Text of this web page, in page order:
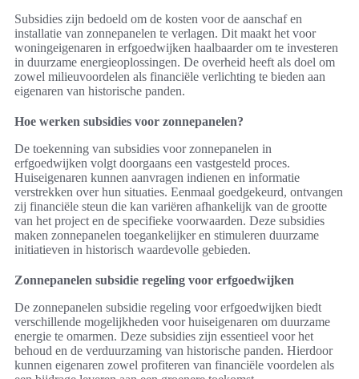
Subsidies zijn bedoeld om de kosten voor de aanschaf en
installatie van zonnepanelen te verlagen. Dit maakt het voor
woningeigenaren in erfgoedwijken haalbaarder om te investeren
in duurzame energieoplossingen. De overheid heeft als doel om
zowel milieuvoordelen als financiële verlichting te bieden aan
eigenaren van historische panden.
Hoe werken subsidies voor zonnepanelen?
De toekenning van subsidies voor zonnepanelen in
erfgoedwijken volgt doorgaans een vastgesteld proces.
Huiseigenaren kunnen aanvragen indienen en informatie
verstrekken over hun situaties. Eenmaal goedgekeurd, ontvangen
zij financiële steun die kan variëren afhankelijk van de grootte
van het project en de specifieke voorwaarden. Deze subsidies
maken zonnepanelen toegankelijker en stimuleren duurzame
initiatieven in historisch waardevolle gebieden.
Zonnepanelen subsidie regeling voor erfgoedwijken
De zonnepanelen subsidie regeling voor erfgoedwijken biedt
verschillende mogelijkheden voor huiseigenaren om duurzame
energie te omarmen. Deze subsidies zijn essentieel voor het
behoud en de verduurzaming van historische panden. Hierdoor
kunnen eigenaren zowel profiteren van financiële voordelen als